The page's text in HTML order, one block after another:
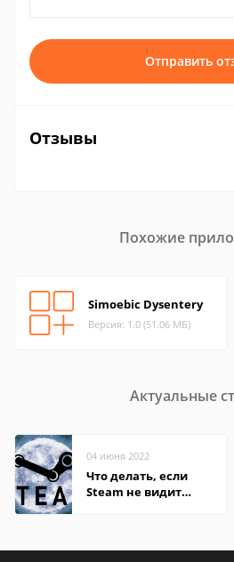
Отправить
Отзывы
Похожие
Simoebic Dysentery
Версия: 1.0 (51.06 МБ)
Актуальные
04 июня 2022
Что делать, если
Steam не видит